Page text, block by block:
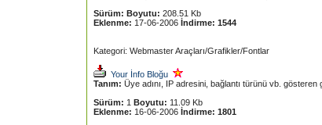
Sürüm: Boyutu: 208.51 Kb
Eklenme: 17-06-2006 İndirme: 1544
Kategori: Webmaster Araçları/Grafikler/Fontlar
Your İnfo Bloğu
Tanım: Üye adını, IP adresini, bağlantı türünü vb.
Sürüm: 1 Boyutu: 11.09 Kb
Eklenme: 16-06-2006 İndirme: 1801